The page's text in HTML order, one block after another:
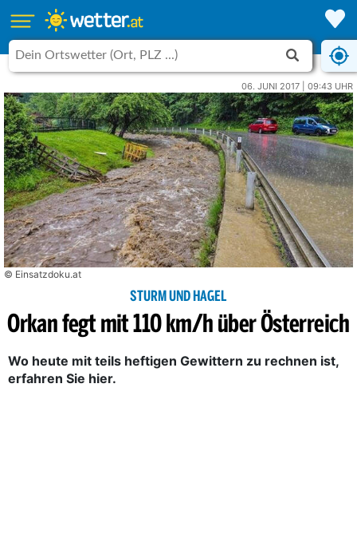
06. JUNI 2017 | 09:43 UHR
© Einsatzdoku.at
STURM UND HAGEL
Orkan fegt mit 110 km/h über Österreich
Wo heute mit teils heftigen Gewittern zu rechnen ist,
erfahren Sie hier.